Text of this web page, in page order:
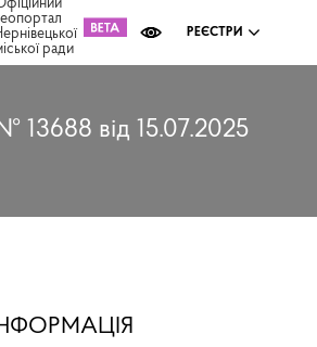
ради
РЕЄСТРИ
13688 від 15.07.2025